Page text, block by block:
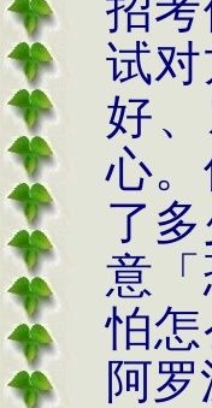
试
好
心
了
意
怕
阿